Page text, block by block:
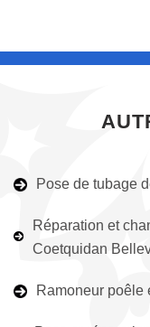
Pose de tubage
Réparation et
Coetquidan
Ramoneur poêle